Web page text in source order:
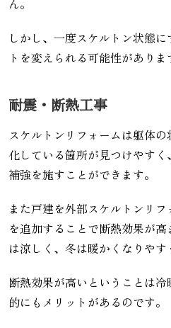
ん。
しかし、一度スケルトン状態
トを変えられる可能性がありま
耐震・断熱工事
スケルトンリフォームは躯体
化している箇所が見つけやす
補強を施すことができます。
また戸建を外部スケルトンリ
を追加することで断熱効果が
は涼しく、冬は暖かくなりやす
断熱効果が高いということは
的にもメリットがあるのです。